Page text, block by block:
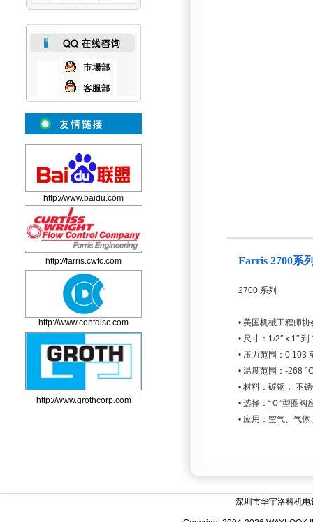
http://www.baidu.com
http://farris.cwfc.com
http://www.contdisc.com
http://www.grothcorp.com
Farris 2700系
2700 系列
• 美国机械工程师
• 尺寸：1/2″ x 1″ 到
• 压力范围：0.103
• 温度范围：-268
• 材料：碳钢， 不
• 选择：“Ｏ”型圈阀
• 应用：空气、气
深圳市华宇洛科机